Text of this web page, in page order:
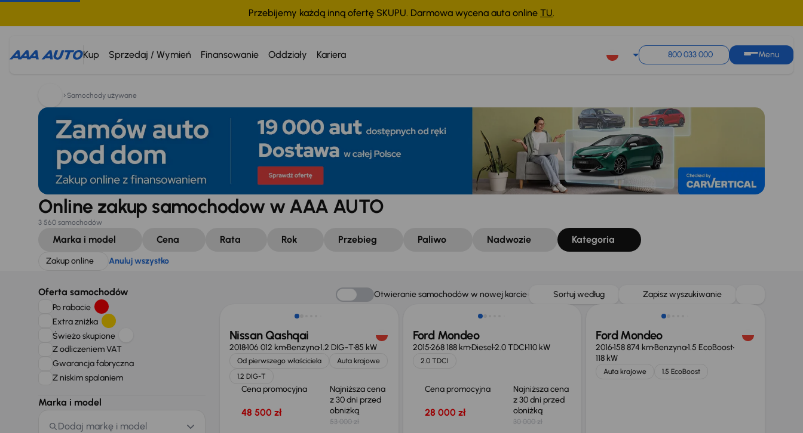
Przebijemy każdą inną ofertę SKUPU. Darmowa wycena auta online TU.
Kup Sprzedaj / Wymień Finansowanie Oddziały Kariera 800 033 000 Menu
Szukam: Anuluj wszystko
Samochody używane
Online zakup samochodow w AAA AUTO
3 560 samochodów
Marka i model Cena Rata Rok Przebieg Paliwo Nadwozie Kategoria
Zakup online Anuluj wszystko
Oferta samochodów
Po rabacie
Extra zniżka
Świeżo skupione
Z odliczeniem VAT
Gwarancja fabryczna
Z niskim spalaniem
Marka i model
Dodaj markę i model
Otwieranie samochodów w nowej karcie Sortuj według Zapisz wyszukiwanie
Nissan Qashqai
2018106 012 kmBenzyna1.2 DIG-T85 kW
Od pierwszego właściciela
Auta krajowe
1.2 DIG-T
Cena promocyjna
48 500 zł
Najniższa cena
z 30 dni przed
obniżką
53 000 zł
Taniej o 1 000 zł
Ford Mondeo
2015268 188 kmDiesel2.0 TDCI110 kW
2.0 TDCI
Cena promocyjna
28 000 zł
Najniższa cena
z 30 dni przed
obniżką
30 000 zł
Ford Mondeo
2016158 874 kmBenzyna1.5 EcoBoost
118 kW
Auta krajowe 1.5 EcoBoost